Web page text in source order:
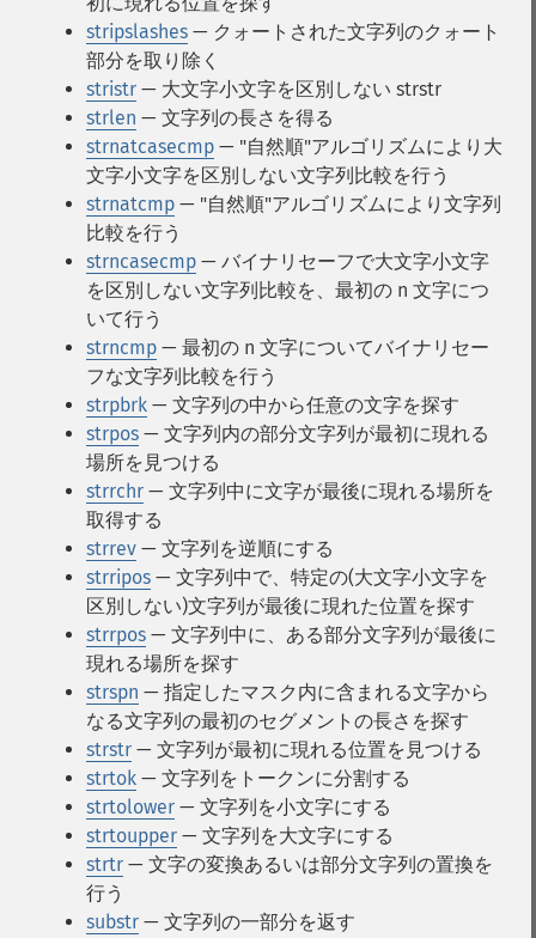
stripslashes — クォートされた文字列のクォート
部分を取り除く
stristr — 大文字小文字を区別しない strstr
strlen — 文字列の長さを得る
strnatcasecmp — "自然順"アルゴリズムにより大
文字小文字を区別しない文字列比較を行う
strnatcmp — "自然順"アルゴリズムにより文字列
比較を行う
strncasecmp — バイナリセーフで大文字小文字
を区別しない文字列比較を、最初の n 文字につ
いて行う
strncmp — 最初の n 文字についてバイナリセー
フな文字列比較を行う
strpbrk — 文字列の中から任意の文字を探す
strpos — 文字列内の部分文字列が最初に現れる
場所を見つける
strrchr — 文字列中に文字が最後に現れる場所を
取得する
strrev — 文字列を逆順にする
strripos — 文字列中で、特定の(大文字小文字を
区別しない)文字列が最後に現れた位置を探す
strrpos — 文字列中に、ある部分文字列が最後に
現れる場所を探す
strspn — 指定したマスク内に含まれる文字から
なる文字列の最初のセグメントの長さを探す
strstr — 文字列が最初に現れる位置を見つける
strtok — 文字列をトークンに分割する
strtolower — 文字列を小文字にする
strtoupper — 文字列を大文字にする
strtr — 文字の変換あるいは部分文字列の置換を
行う
substr — 文字列の一部分を返す